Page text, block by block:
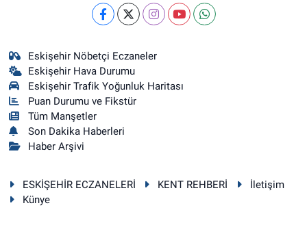
Eskişehir Nöbetçi Eczaneler
Eskişehir Hava Durumu
Eskişehir Trafik Yoğunluk Haritası
Puan Durumu ve Fikstür
Tüm Manşetler
Son Dakika Haberleri
Haber Arşivi
ESKİŞEHİR ECZANELERİ KENT REHBERİ
İletişim
Künye